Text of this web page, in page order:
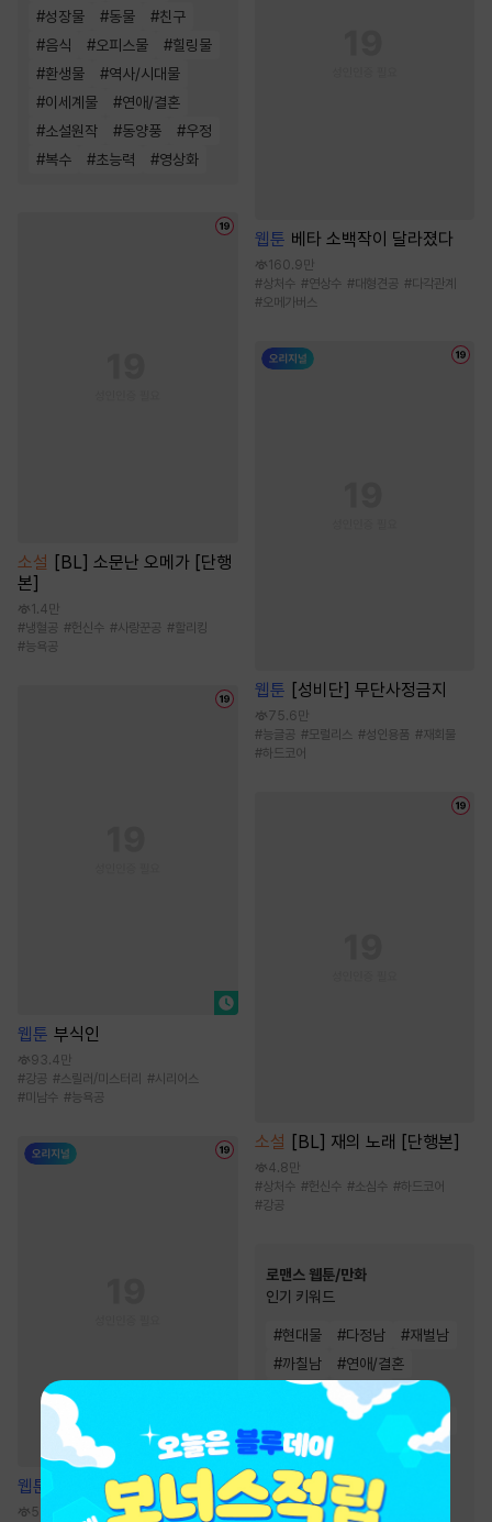
#성장물 #동물 #친구
#음식 #오피스물 #힐링물
#환생물 #역사/시대물
#이세계물 #연애/결혼
#소설원작 #동양풍 #우정
#복수 #초능력 #영상화
소설 [BL] 소문난 오메가 [단행
본]
1.4만
#냉혈공 #헌신수 #사랑꾼공 #할리킹
#능욕공
웹툰 부식인
93.4만
#강공 #스릴러/미스터리 #시리어스
#미남수 #능욕공
웹툰 열여덟의 침대
538.5만
웹툰 베타 소백작이 달라졌다
160.9만
#상처수 #연상수 #대형견공 #다각관계
#오메가버스
웹툰 [성비단] 무단사정금지
75.6만
#능글공 #모럴리스 #성인용품 #재회물
#하드코어
소설 [BL] 재의 노래 [단행본]
4.8만
#상처수 #헌신수 #소심수 #하드코어
#강공
로맨스 웹툰/만화
인기 키워드
#현대물 #다정남 #재벌남
#까칠남 #연애/결혼
#재회물
#동거
짝사랑
#계약관계
#오피스물 #역사/시대물
#직진녀 #첫사랑